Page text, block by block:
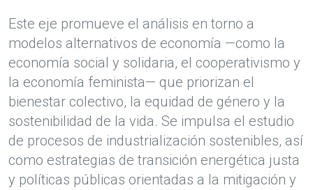
Este eje promueve el análisis en torno a
modelos alternativos de economía —como la
economía social y solidaria, el cooperativismo y
la economía feminista— que priorizan el
bienestar colectivo, la equidad de género y la
sostenibilidad de la vida. Se impulsa el estudio
de procesos de industrialización sostenibles, así
como estrategias de transición energética justa
y políticas públicas orientadas a la mitigación y